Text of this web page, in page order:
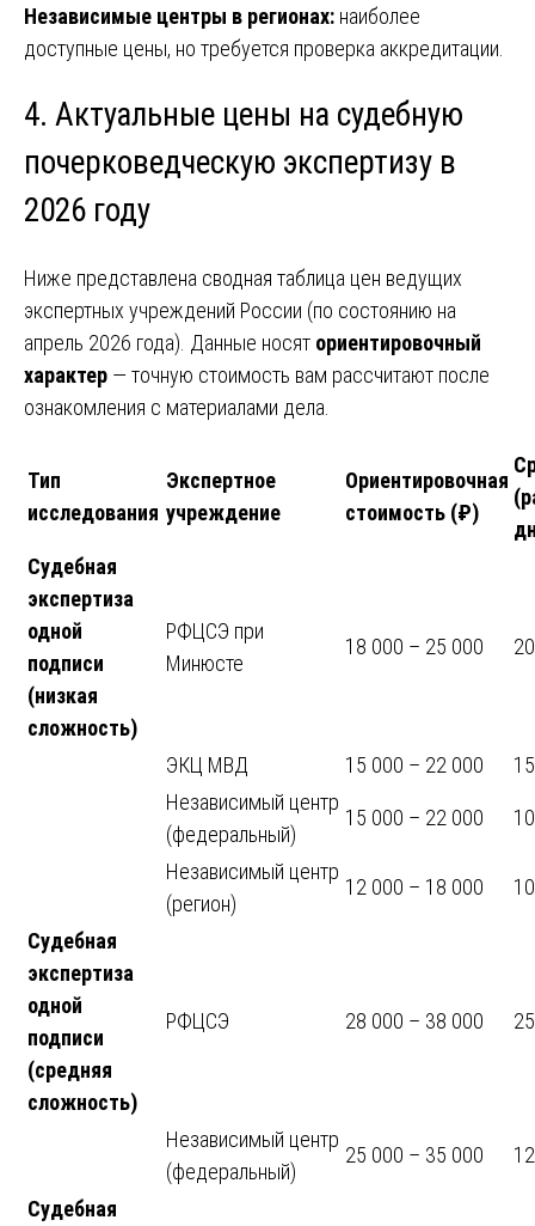
Независимые центры в регионах: наиболее
доступные цены, но требуется проверка аккредитации.
4. Актуальные цены на судебную
почерковедческую экспертизу в
2026 году
Ниже представлена сводная таблица цен ведущих
экспертных учреждений России (по состоянию на
апрель 2026 года). Данные носят ориентировочный
характер — точную стоимость вам рассчитают после
ознакомления с материалами дела.
Тип
исследования
Экспертное
учреждение
Ориентировочная
стоимость (₽)
Судебная
экспертиза
одной
подписи
(низкая
сложность)
РФЦСЭ при
Минюсте
18 000 – 25 000
ЭКЦ МВД 15 000 – 22 000
Независимый центр
(федеральный)
15 000 – 22 000
Независимый центр
(регион)
12 000 – 18 000
Судебная
экспертиза
одной
подписи
(средняя
сложность)
РФЦСЭ 28 000 – 38 000
Независимый центр
(федеральный)
25 000 – 35 000
Судебная